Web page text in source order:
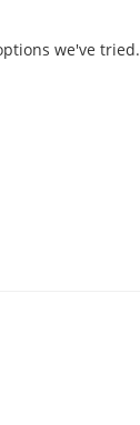
we've tried.